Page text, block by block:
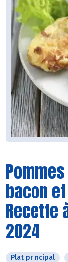
bacon
Recette
2024
Plat principal